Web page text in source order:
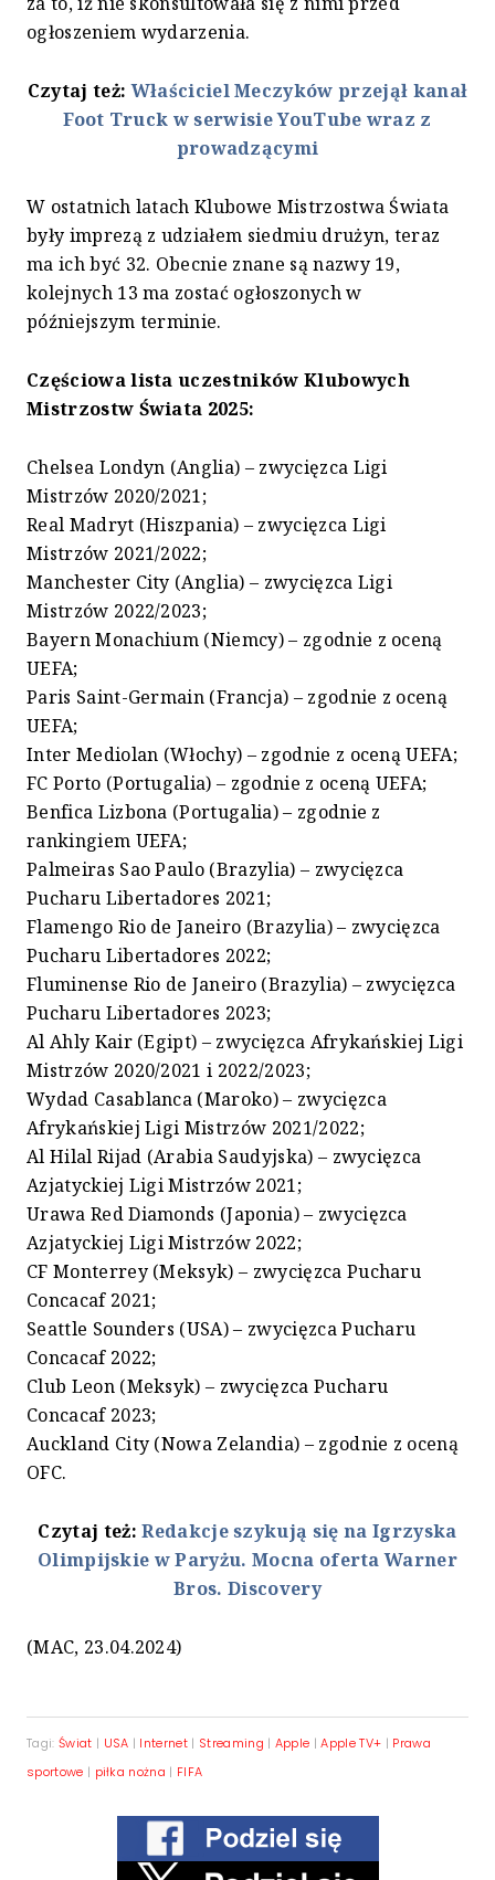
ogłoszeniem wydarzenia.
Czytaj też:Właściciel Meczyków przejął kanał
Foot Truck w serwisie YouTube wraz z
prowadzącymi
W ostatnich latach Klubowe Mistrzostwa Świata
były imprezą z udziałem siedmiu drużyn, teraz
ma ich być 32. Obecnie znane są nazwy 19,
kolejnych 13 ma zostać ogłoszonych w
późniejszym terminie.
Częściowa lista uczestników Klubowych
Mistrzostw Świata 2025:
Chelsea Londyn (Anglia) – zwycięzca Ligi
Mistrzów 2020/2021;
Real Madryt (Hiszpania) – zwycięzca Ligi
Mistrzów 2021/2022;
Manchester City (Anglia) – zwycięzca Ligi
Mistrzów 2022/2023;
Bayern Monachium (Niemcy) – zgodnie z oceną
UEFA;
Paris Saint-Germain (Francja) – zgodnie z oceną
UEFA;
Inter Mediolan (Włochy) – zgodnie z oceną UEFA;
FC Porto (Portugalia) – zgodnie z oceną UEFA;
Benfica Lizbona (Portugalia) – zgodnie z
rankingiem UEFA;
Palmeiras Sao Paulo (Brazylia) – zwycięzca
Pucharu Libertadores 2021;
Flamengo Rio de Janeiro (Brazylia) – zwycięzca
Pucharu Libertadores 2022;
Fluminense Rio de Janeiro (Brazylia) – zwycięzca
Pucharu Libertadores 2023;
Al Ahly Kair (Egipt) – zwycięzca Afrykańskiej Ligi
Mistrzów 2020/2021 i 2022/2023;
Wydad Casablanca (Maroko) – zwycięzca
Afrykańskiej Ligi Mistrzów 2021/2022;
Al Hilal Rijad (Arabia Saudyjska) – zwycięzca
Azjatyckiej Ligi Mistrzów 2021;
Urawa Red Diamonds (Japonia) – zwycięzca
Azjatyckiej Ligi Mistrzów 2022;
CF Monterrey (Meksyk) – zwycięzca Pucharu
Concacaf 2021;
Seattle Sounders (USA) – zwycięzca Pucharu
Concacaf 2022;
Club Leon (Meksyk) – zwycięzca Pucharu
Concacaf 2023;
Auckland City (Nowa Zelandia) – zgodnie z oceną
OFC.
Czytaj też:Redakcje szykują się na Igrzyska
Olimpijskie w Paryżu. Mocna oferta Warner
Bros. Discovery
(MAC, 23.04.2024)
Tagi: Świat | USA | Internet| Streaming | Apple |Apple TV+ | Prawa
sportowe | piłka nożna | FIFA